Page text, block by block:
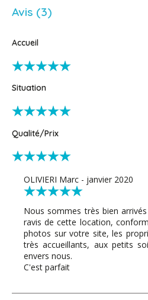
Avis (3)
Accueil
Situation
Qualité/Prix
OLIVIERI Marc - janvier 2020
Nous sommes très bien
ravis de cette location,
photos sur votre site, les
très accueillants, aux petits
envers nous.
C'est parfait